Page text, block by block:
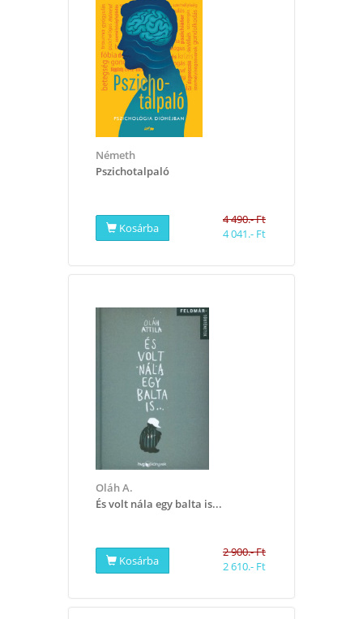
Németh
Pszichotalpaló
Kosárba
4 490.- Ft
4 041.- Ft
Oláh A.
És volt nála egy balta is...
Kosárba
2 900.- Ft
2 610.- Ft